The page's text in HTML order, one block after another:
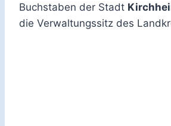
Buchstaben der Stadt
die Verwaltungssitz des